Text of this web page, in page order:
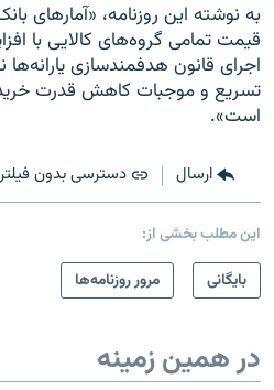
به نوشته این روزنامه، «آمارهای
قیمت تمامی گروه‌های کالایی با
اجرای قانون هدفمند‌سازی
تسریع و موجبات کاهش قدرت خرید
است».
ارسال دسترسی بدون
این مطلب بخشی از:
بایگانی
مرور روزنامه‌ها
در همین زمینه